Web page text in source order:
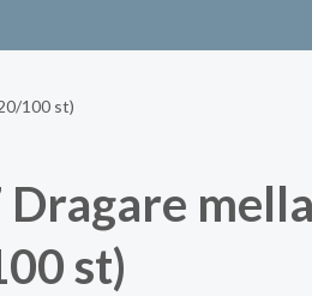
100 st)
Dragare
st)